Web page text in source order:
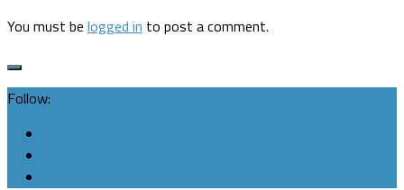
You must be logged in to post a comment.
Follow: